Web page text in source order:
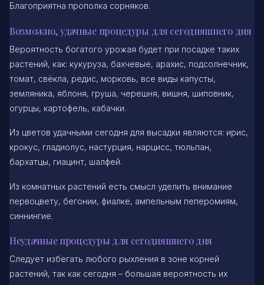
Благоприятна прополка сорняков.
Возможно, удачные процедуры для сегодняшнего дня
Вероятность богатого урожая будет при посадке таких
растений, как: кукуруза, бахчевые, арахис, подсолнечник,
томат, свёкла, редис, морковь, все виды капусты,
земляника, яблоня, груша, черешня, вишня, шиповник,
огурцы, картофель, кабачки.
Из цветов удачными сегодня для высадки являются: ирис,
крокус, гладиолус, настурция, нарцисс, тюльпан,
бархатцы, гиацинт, шалфей.
Из комнатных растений есть смысл уделить внимание
первоцвету, бегонии, фиалке, ампельным пеперомиям,
синнингие.
Неудачные процедуры для сегодняшнего дня
Следует избегать любого рыхления в зоне корней
растений, так как сегодня – большая вероятность их